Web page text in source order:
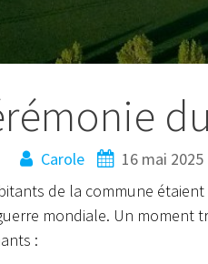
Carole 16 mai 2025
de la commune
mondiale. Un
: